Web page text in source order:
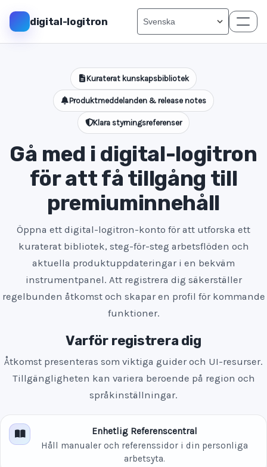
digital-logitron
Kuraterat kunskapsbibliotek
Produktmeddelanden & release notes
Klara styrningsreferenser
Gå med i digital-logitron
för att få tillgång till
premiuminnehåll
Öppna ett digital-logitron-konto för att utforska ett
kuraterat bibliotek, steg-för-steg arbetsflöden och
aktuella produktuppdateringar i en bekväm
instrumentpanel. Att registrera dig säkerställer
regelbunden åtkomst och skapar en profil för kommande
funktioner.
Varför registrera dig
Åtkomst presenteras som viktiga guider och UI-resurser.
Tillgängligheten kan variera beroende på region och
språkinställningar.
Enhetlig Referenscentral
Håll manualer och referenssidor i din personliga
arbetsyta.